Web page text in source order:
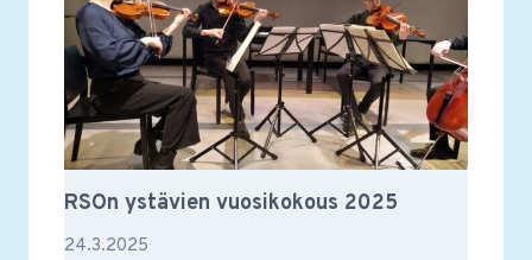
RSOn ystävien vuosikokous 2025
24.3.2025